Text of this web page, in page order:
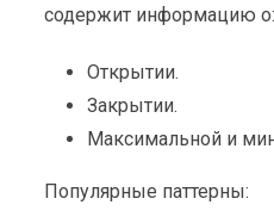
содержит информацию о:
Открытии.
Закрытии.
Максимальной и
Популярные паттерны: